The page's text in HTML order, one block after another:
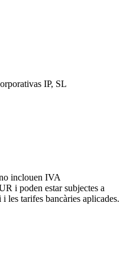
IP, SL
inclouen IVA
i poden estar subjectes a
les tarifes bancàries aplicades.